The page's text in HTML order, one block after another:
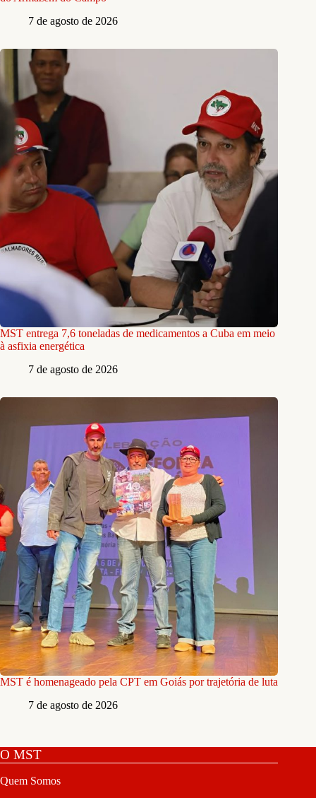
7 de agosto de 2026
MST entrega 7,6 toneladas de medicamentos a Cuba em meio
à asfixia energética
7 de agosto de 2026
MST é homenageado pela CPT em Goiás por trajetória de luta
7 de agosto de 2026
O MST
Quem Somos